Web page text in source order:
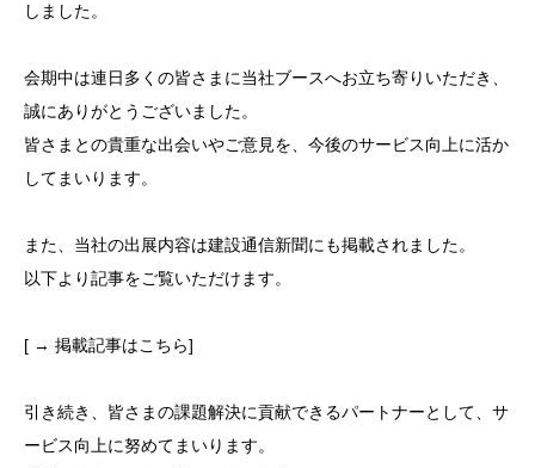
しました。
会期中は連日多くの皆さまに当社ブースへお立ち寄りいただき、
誠にありがとうございました。
皆さまとの貴重な出会いやご意見を、今後のサービス向上に活か
してまいります。
また、当社の出展内容は建設通信新聞にも掲載されました。
以下より記事をご覧いただけます。
[ → 掲載記事はこちら]
引き続き、皆さまの課題解決に貢献できるパートナーとして、サ
ービス向上に努めてまいります。